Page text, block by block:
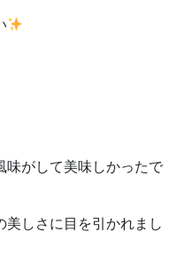
味がして美味しかったで
しさに目を引かれまし